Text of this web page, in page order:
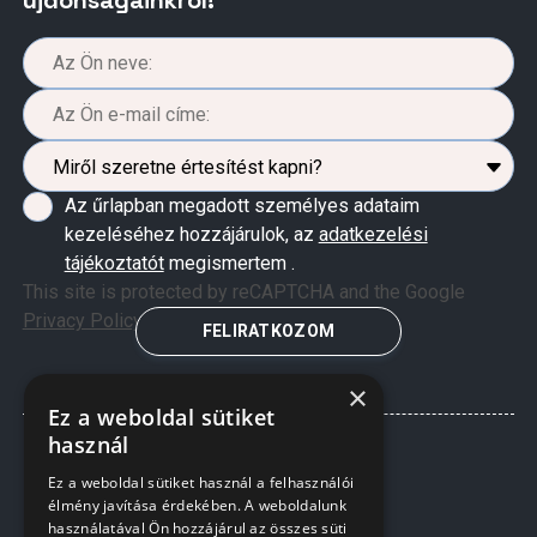
Az űrlapban megadott személyes adataim
kezeléséhez hozzájárulok, az adatkezelési
tájékoztatótmegismertem .
This site is protected by reCAPTCHA and the Google
Privacy Policyand Terms of Serviceapply.
FELIRATKOZOM
×
Ez a weboldal sütiket
használ
Ez a weboldal sütiket használ a felhasználói
élmény javítása érdekében. A weboldalunk
használatával Ön hozzájárul az összes süti